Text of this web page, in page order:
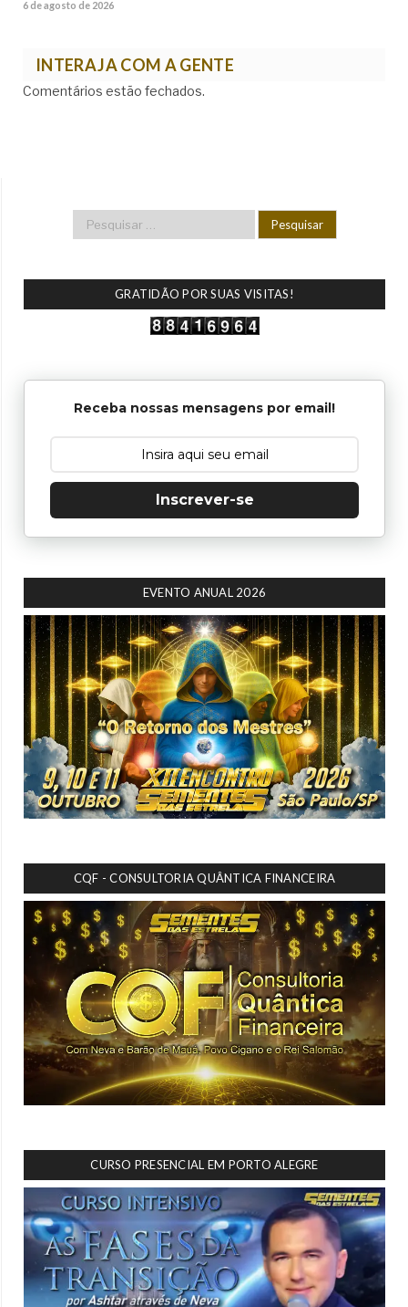
6 de agosto de 2026
INTERAJA COM A GENTE
Comentários estão fechados.
GRATIDÃO POR SUAS VISITAS!
Receba nossas mensagens por email!
Inscrever-se
EVENTO ANUAL 2026
CQF - CONSULTORIA QUÂNTICA FINANCEIRA
CURSO PRESENCIAL EM PORTO ALEGRE